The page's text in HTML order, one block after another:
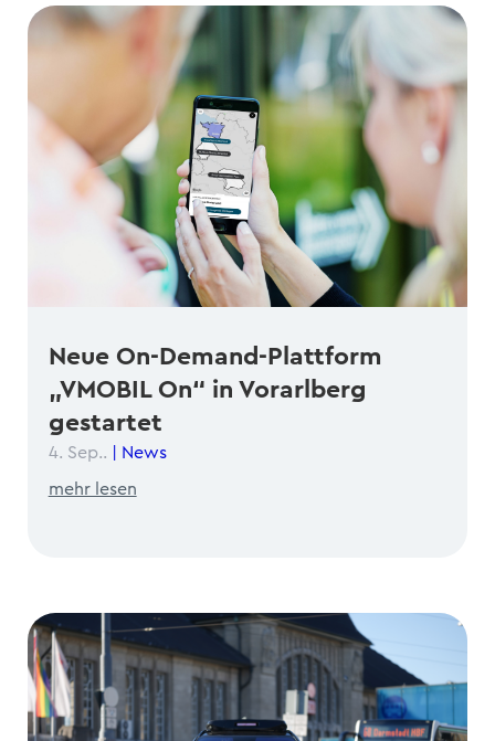
Neue On-Demand-Plattform
„VMOBIL On“ in Vorarlberg
gestartet
4. Sep.. News
mehr lesen